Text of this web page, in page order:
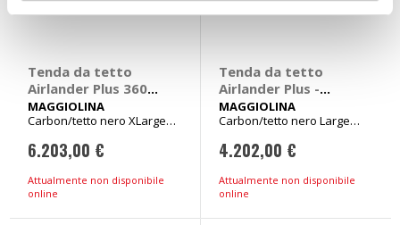
Tenda da tetto
Airlander Plus 360
XLarge -
MAGGIOLINA
MAGGIOLINA
Carbon/tetto nero XLarge
6.203,00 €
Attualmente non disponibile
online
Tenda da tetto
Airlander Plus -
MAGGIOLINA
MAGGIOLINA
Carbon/tetto nero Large
4.202,00 €
Attualmente non disponibile
online